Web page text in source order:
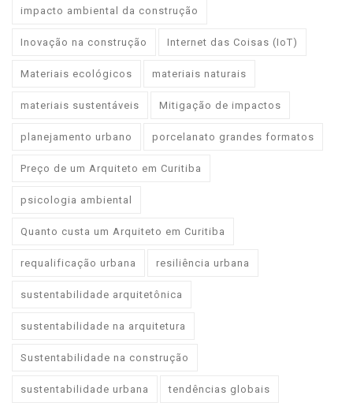
impacto ambiental da construção
Inovação na construção Internet das Coisas (IoT)
Materiais ecológicos materiais naturais
materiais sustentáveis Mitigação de impactos
planejamento urbano porcelanato grandes formatos
Preço de um Arquiteto em Curitiba
psicologia ambiental
Quanto custa um Arquiteto em Curitiba
requalificação urbana resiliência urbana
sustentabilidade arquitetônica
sustentabilidade na arquitetura
Sustentabilidade na construção
sustentabilidade urbana tendências globais